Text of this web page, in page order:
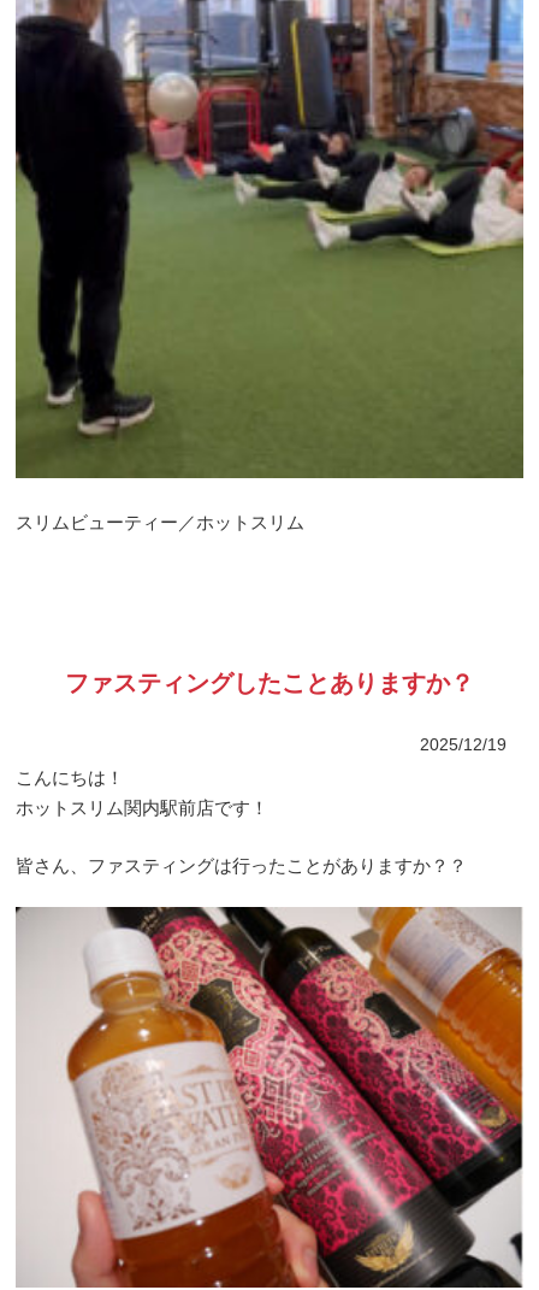
スリムビューティー／ホットスリム
ファスティングしたことありますか？
2025/12/19
こんにちは！
ホットスリム関内駅前店です！
皆さん、ファスティングは行ったことがありますか？？